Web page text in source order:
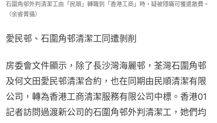
石圍角邨外判清潔工由「民順」轉職到「香港工商」時，疑被隱瞞可獲遣散費。
（余睿菁攝）
愛民邨、石圍角邨清潔工同遭剝削
房委會文件顯示，除了長沙灣海麗邨，荃灣石圍角邨
及何文田愛民邨清潔合約，也在同期由民順清潔有限
公司，轉為香港工商清潔服務有限公司中標。香港01
記者訪問過渡新公司的石圍角邨外判清潔工，她們均